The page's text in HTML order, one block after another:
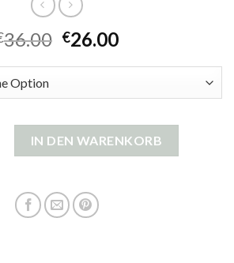
36.00 €26.00
kapuze damen Menge
IN DEN WARENKORB